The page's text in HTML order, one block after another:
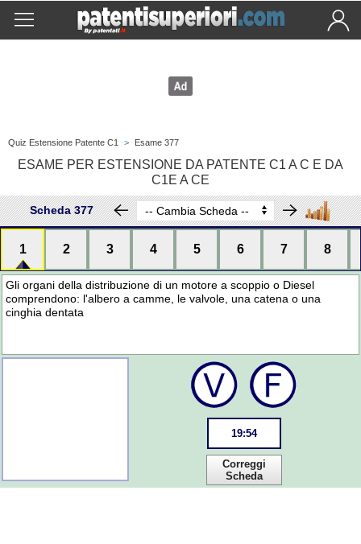
Quiz Estensione Patente C1 > Esame 377
ESAME PER ESTENSIONE DA PATENTE C1 A C E DA
C1E A CE
Scheda 377
1 2 3 4 5 6 7 8
Gli organi della distribuzione di un motore a scoppio o Diesel
comprendono: l'albero a camme, le valvole, una catena o una
cinghia dentata
19:54
Correggi
Scheda